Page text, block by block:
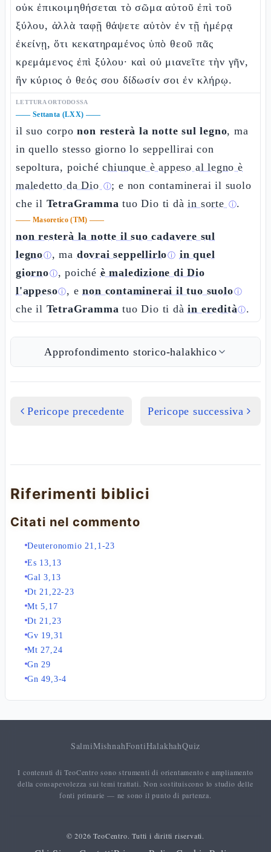
οὐκ ἐπικοιμηθήσεται τὸ σῶμα αὐτοῦ ἐπὶ τοῦ
ξύλου, ἀλλὰ ταφῇ θάψετε αὐτὸν ἐν τῇ ἡμέρᾳ
ἐκείνῃ, ὅτι κεκατηραμένος ὑπὸ θεοῦ πᾶς
κρεμάμενος ἐπὶ ξύλου· καὶ οὐ μιανεῖτε τὴν γῆν,
ἣν κύριος ὁ θεός σου δίδωσίν σοι ἐν κλήρῳ.
LETTURA ORTODOSSA
—— Settanta (LXX) ——
il suo corponon resterà la notte sul legno, ma
in quello stesso giorno lo seppellirai con
sepoltura, poichéchiunque è appeso al legno è
maledetto da Dio ⓘ; e non contaminerai il suolo
che il TetraGramma tuo Dio ti dàin sorte ⓘ.
—— Masoretico (TM) ——
non resterà la notte il suo cadavere sul
legnoⓘ, ma dovrai seppellirloⓘ in quel
giornoⓘ, poiché è maledizione di Dio
l'appesoⓘ, enon contaminerai il tuo suoloⓘ
che il TetraGramma tuo Dio ti dàin ereditàⓘ.
Approfondimento storico-halakhico
Pericope precedente Pericope successiva
Riferimenti biblici
Citati nel commento
Deuteronomio 21,1-23
Es 13,13
Gal 3,13
Dt 21,22-23
Mt 5,17
Dt 21,23
Gv 19,31
Mt 27,24
Gn 29
Gn 49,3-4
SalmiMishnahFontiHalakhahQuiz
I contenuti di TeoCentro sono strumenti di orientamento e ampliamento
della consapevolezza sui temi trattati. Non sostituiscono lo studio delle
fonti primarie — ne sono il punto di partenza.
© 2026 TeoCentro. Tutti i diritti riservati.